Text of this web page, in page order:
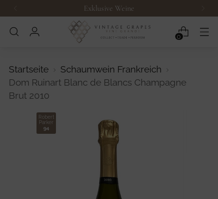
Exklusive Weine
0
Startseite
Schaumwein Frankreich
Dom Ruinart Blanc de Blancs Champagne
Brut 2010
Robert
Parker
94